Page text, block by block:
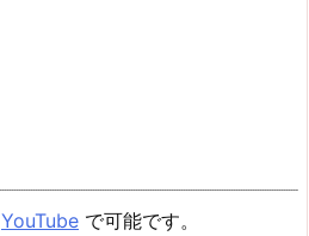
YouTube で可能です。